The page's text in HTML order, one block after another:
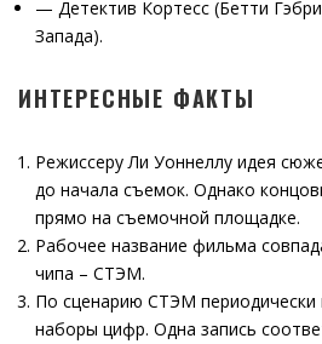
— Детектив Кортесс (Бетти
Запада).
ИНТЕРЕСНЫЕ ФАКТЫ
Режиссеру Ли Уоннеллу идея
до начала съемок. Однако
прямо на съемочной площадке.
Рабочее название фильма
чипа – СТЭМ.
По сценарию СТЭМ периодически
наборы цифр. Одна запись